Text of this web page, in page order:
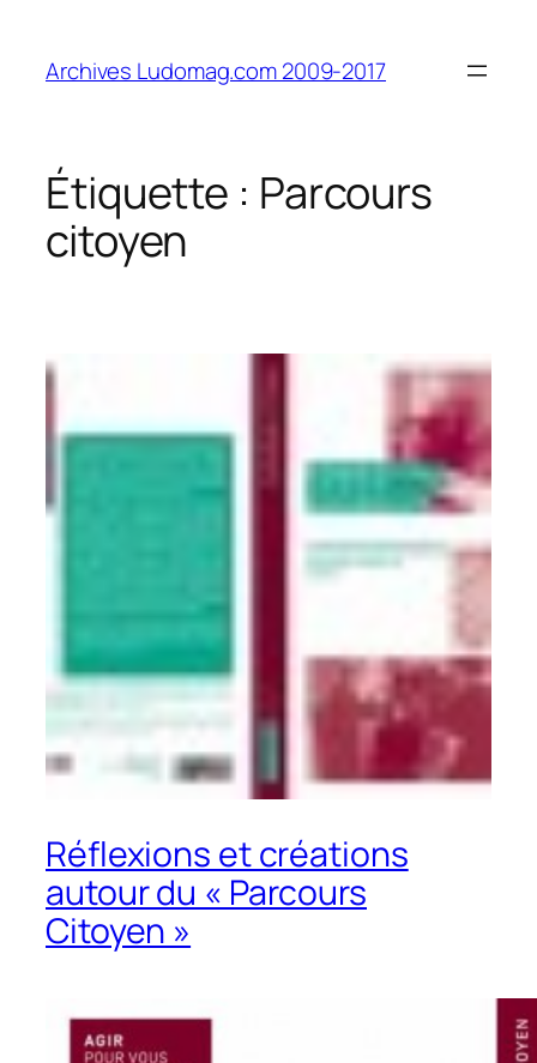
contenu
Archives Ludomag.com 2009-2017
Étiquette : Parcours
citoyen
Réflexions et créations
autour du « Parcours
Citoyen »